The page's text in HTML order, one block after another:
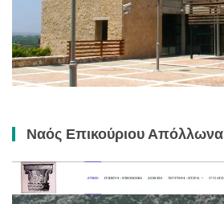
Ναός Επικούριου Απόλλωνα